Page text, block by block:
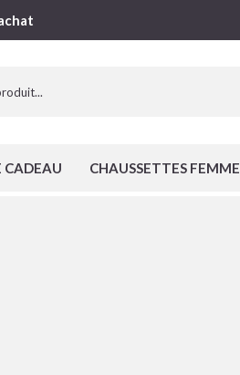
CADEAU CHAUSSETTES FEMME